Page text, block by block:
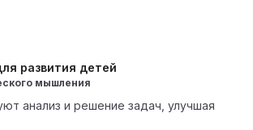
развития детей
мышления
анализ и решение задач, улучшая